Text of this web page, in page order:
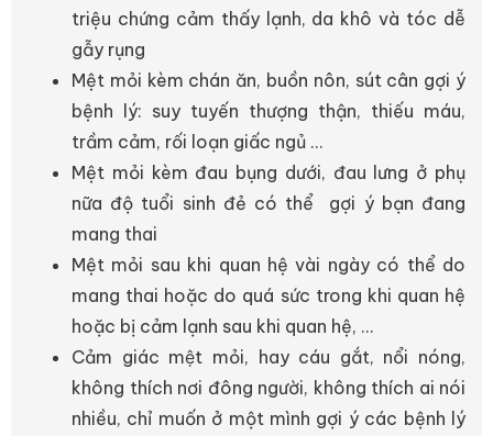
triệu chứng cảm thấy lạnh, da khô và tóc dễ
gẫy rụng
Mệt mỏi kèm chán ăn, buồn nôn, sút cân gợi ý
bệnh lý: suy tuyến thượng thận, thiếu máu,
trầm cảm, rối loạn giấc ngủ ...
Mệt mỏi kèm đau bụng dưới, đau lưng ở phụ
nữa độ tuổi sinh đẻ có thể gợi ý bạn đang
mang thai
Mệt mỏi sau khi quan hệ vài ngày có thể do
mang thai hoặc do quá sức trong khi quan hệ
hoặc bị cảm lạnh sau khi quan hệ, ...
Cảm giác mệt mỏi, hay cáu gắt, nổi nóng,
không thích nơi đông người, không thích ai nói
nhiều, chỉ muốn ở một mình gợi ý các bệnh lý